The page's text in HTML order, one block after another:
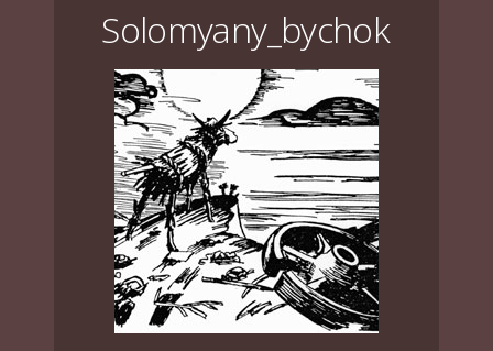
Solomyany_bychok